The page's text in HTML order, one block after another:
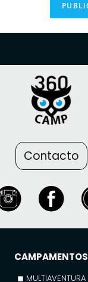
Contacto
CAMPAMENTOS
◼ MULTIAVENTURA